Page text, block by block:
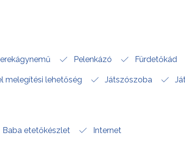
Pelenkázó Fürdetőkád
melegítési lehetőség Játszószoba
Baba etetőkészlet Internet